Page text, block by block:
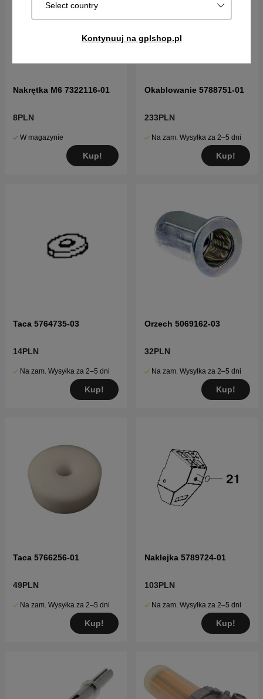
Select country
Kontynuuj na gplshop.pl
Nakrętka M6 7322116-01
8PLN
W magazynie
Kup!
Okablowanie 5788751-01
233PLN
Na zam. Wysyłka za 2–5 dni
Kup!
Taca 5764735-03
14PLN
Na zam. Wysyłka za 2–5 dni
Kup!
Orzech 5069162-03
32PLN
Na zam. Wysyłka za 2–5 dni
Kup!
Taca 5766256-01
49PLN
Na zam. Wysyłka za 2–5 dni
Kup!
Naklejka 5789724-01
103PLN
Na zam. Wysyłka za 2–5 dni
Kup!